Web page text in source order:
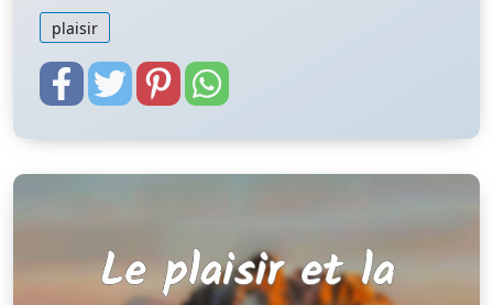
plaisir